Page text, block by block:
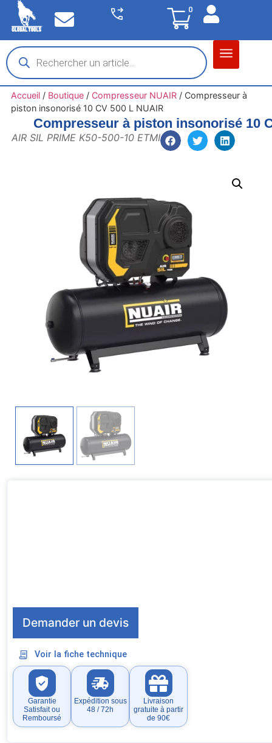
0
Accueil/ Boutique/ Compresseur NUAIR/ Compresseur à
piston insonorisé 10 CV 500 L NUAIR
Compresseur à piston insonorisé 10
AIR SIL PRIME K50-500-10 ETMI
Demander un devis
Voir la fiche technique
Garantie
Satisfait ou
Remboursé
Expédition sous
48 / 72h
Livraison
gratuite à partir
de 90€